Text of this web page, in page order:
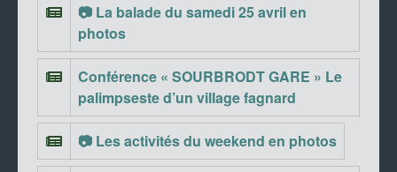
📷 La balade du samedi 25 avril en
photos
Conférence « SOURBRODT GARE » Le
palimpseste d’un village fagnard
📷 Les activités du weekend en photos